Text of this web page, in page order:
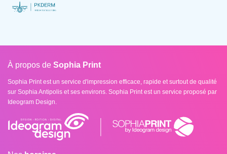
À propos de Sophia Print
Sophia Print est un service d'impression efficace, rapide et surtout de qualité
sur Sophia Antipolis et ses environs. Sophia Print est un service proposé par
Ideogram Design.